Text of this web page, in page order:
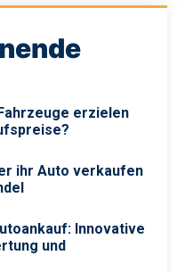
erzielen
ihr Auto verkaufen
Innovative
und